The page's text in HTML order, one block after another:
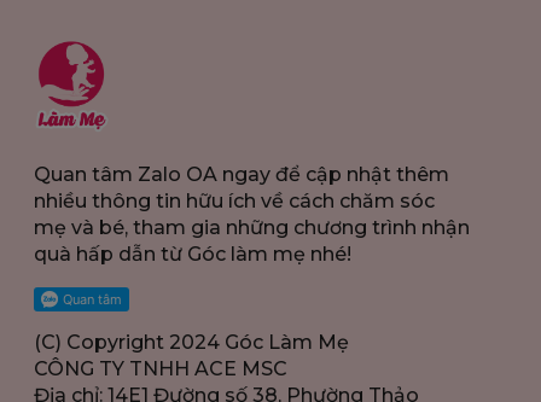
Quan tâm Zalo OA ngay để cập nhật thêm
nhiều thông tin hữu ích về cách chăm sóc
mẹ và bé, tham gia những chương trình nhận
quà hấp dẫn từ Góc làm mẹ nhé!
(C) Copyright 2024 Góc Làm Mẹ
CÔNG TY TNHH ACE MSC
Địa chỉ: 14E1 Đường số 38, Phường Thảo